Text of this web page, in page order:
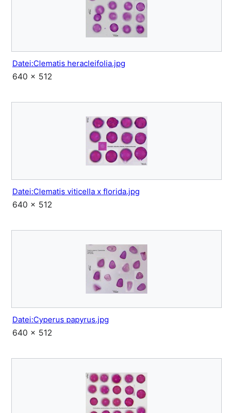
Datei:Clematis heracleifolia.jpg
640 × 512
Datei:Clematis viticella x florida.jpg
640 × 512
Datei:Cyperus papyrus.jpg
640 × 512